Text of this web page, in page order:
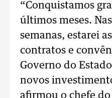
“Conquistamos
últimos meses.
semanas, estarei
contratos e
Governo do
novos
afirmou o chefe